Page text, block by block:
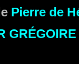
Pierre de